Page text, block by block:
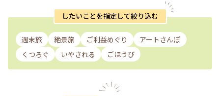
したいことを指定して絞り込む
週末旅 絶景旅 ご利益めぐり
アートさんぽ
くつろぐ
いやされる ごほうび